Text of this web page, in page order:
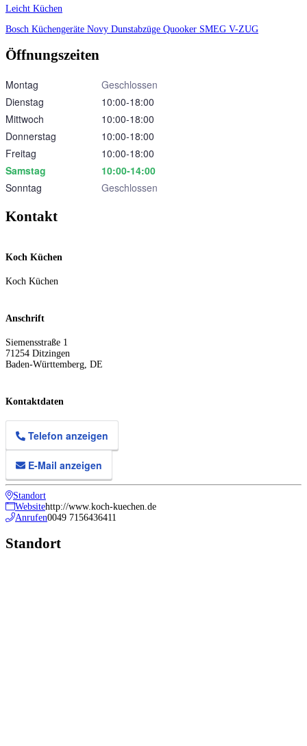
Leicht Küchen
Bosch Küchengeräte Novy Dunstabzüge Quooker SMEG V-ZUG
Öffnungszeiten
Montag
Geschlossen
Dienstag
10:00‑18:00
Mittwoch
10:00‑18:00
Donnerstag
10:00‑18:00
Freitag
10:00‑18:00
Samstag
10:00‑14:00
Sonntag
Geschlossen
Kontakt
Koch Küchen
Koch Küchen
Anschrift
Siemensstraße 1
71254 Ditzingen
Baden-Württemberg DE
Kontaktdaten
Telefon anzeigen
E-Mail anzeigen
Standort
Websitehttp://www.koch-kuechen.de
Anrufen0049 7156436411
Standort